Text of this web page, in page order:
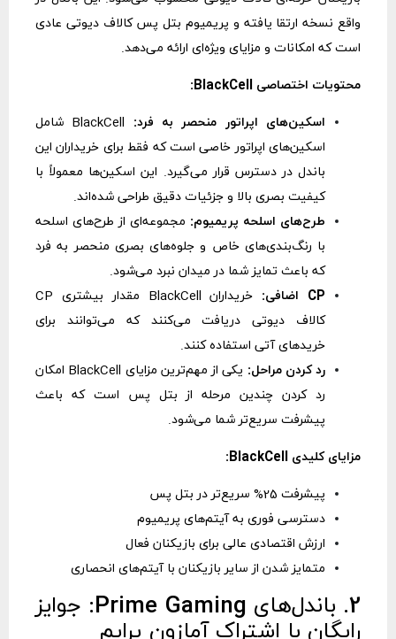
واقع نسخه ارتقا یافته و پریمیوم بتل پس کالاف دیوتی عادی
است که امکانات و مزایای ویژه‌ای ارائه می‌دهد.
محتویات اختصاصی BlackCell:
اسکین‌های اپراتور منحصر به فرد:
BlackCell شامل
اسکین‌های اپراتور خاصی است که فقط برای خریداران این
باندل در دسترس قرار می‌گیرد. این اسکین‌ها معمولاً با
کیفیت بصری بالا و جزئیات دقیق طراحی شده‌اند.
طرح‌های اسلحه پریمیوم: مجموعه‌ای از طرح‌های اسلحه
با رنگ‌بندی‌های خاص و جلوه‌های بصری منحصر به فرد
که باعث تمایز شما در میدان نبرد می‌شود.
CP اضافی:
خریداران BlackCell مقدار بیشتری CP
کالاف دیوتی دریافت می‌کنند که می‌توانند برای
خریدهای آتی استفاده کنند.
رد کردن مراحل:
یکی از مهم‌ترین مزایای BlackCell امکان
رد کردن چندین مرحله از بتل پس است که باعث
پیشرفت سریع‌تر شما می‌شود.
مزایای کلیدی BlackCell:
پیشرفت 25% سریع‌تر در بتل پس
دسترسی فوری به آیتم‌های پریمیوم
ارزش اقتصادی عالی برای بازیکنان فعال
متمایز شدن از سایر بازیکنان با آیتم‌های انحصاری
2. باندل‌های Prime Gaming: جوایز
رایگان با اشتراک آمازون پرایم